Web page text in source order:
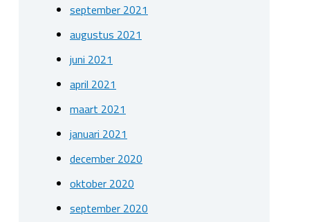
september 2021
augustus 2021
juni 2021
april 2021
maart 2021
januari 2021
december 2020
oktober 2020
september 2020